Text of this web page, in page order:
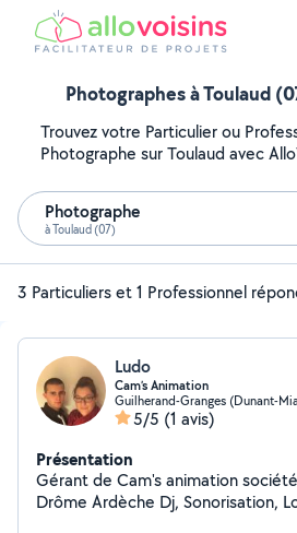
Photographes à Toulaud
Trouvez votre Particulier ou
Photographe sur Toulaud avec
Photographe
à Toulaud (07)
3 Particuliers et 1 Professionnel
Ludo
Cam’s Animation
Guilherand-Granges (Dunant-
5/5 (1 avis)
Présentation
Gérant de Cam's animation
Drôme Ardèche Dj, Sonorisation,